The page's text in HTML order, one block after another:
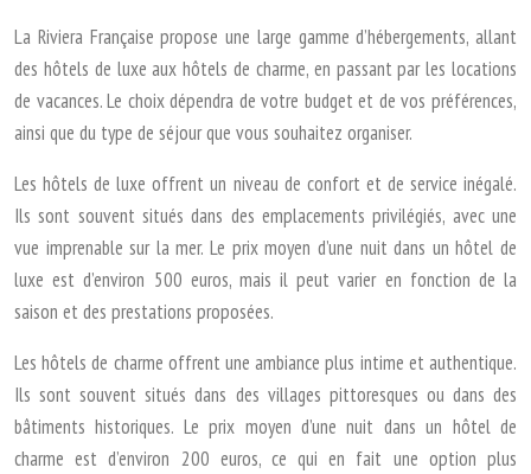
La Riviera Française propose une large gamme d’hébergements, allant
des hôtels de luxe aux hôtels de charme, en passant par les locations
de vacances. Le choix dépendra de votre budget et de vos préférences,
ainsi que du type de séjour que vous souhaitez organiser.
Les hôtels de luxe offrent un niveau de confort et de service inégalé.
Ils sont souvent situés dans des emplacements privilégiés, avec une
vue imprenable sur la mer. Le prix moyen d’une nuit dans un hôtel de
luxe est d’environ 500 euros, mais il peut varier en fonction de la
saison et des prestations proposées.
Les hôtels de charme offrent une ambiance plus intime et authentique.
Ils sont souvent situés dans des villages pittoresques ou dans des
bâtiments historiques. Le prix moyen d’une nuit dans un hôtel de
charme est d’environ 200 euros, ce qui en fait une option plus